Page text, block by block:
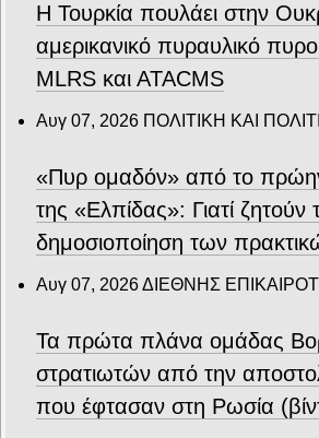
Η Τουρκία πουλάει στην
αμερικανικό πυραυλικό
MLRS και ΑΤΑCMS
Αυγ 07, 2026 ΠΟΛΙΤΙΚΗ ΚΑΙ
«Πυρ ομαδόν» από το
της «Ελπίδας»: Γιατί ζητούν
δημοσιοποίηση των
Αυγ 07, 2026ΔΙΕΘΝΗΣ
Τα πρώτα πλάνα ομάδας
στρατιωτών από την
που έφτασαν στη Ρωσία